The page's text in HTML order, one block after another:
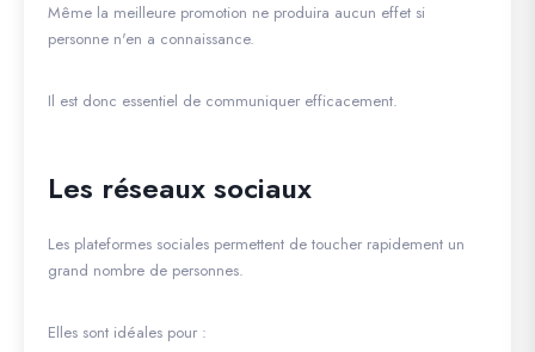
Même la meilleure promotion ne produira aucun effet si
personne n'en a connaissance.
Il est donc essentiel de communiquer efficacement.
Les réseaux sociaux
Les plateformes sociales permettent de toucher rapidement un
grand nombre de personnes.
Elles sont idéales pour :